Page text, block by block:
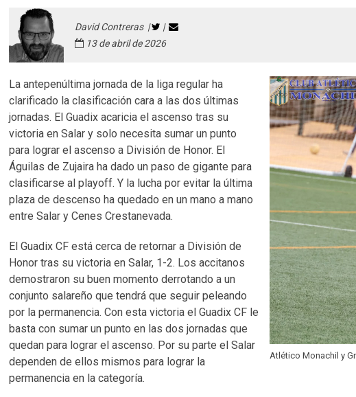
David Contreras |
|
13 de abril de 2026
Atlético Monachil y
La antepenúltima jornada de la liga regular ha
clarificado la clasificación cara a las dos últimas
jornadas. El Guadix acaricia el ascenso tras su
victoria en Salar y solo necesita sumar un punto
para lograr el ascenso a División de Honor. El
Águilas de Zujaira ha dado un paso de gigante para
clasificarse al playoff. Y la lucha por evitar la última
plaza de descenso ha quedado en un mano a mano
entre Salar y Cenes Crestanevada.
El Guadix CF está cerca de retornar a División de
Honor tras su victoria en Salar, 1-2. Los accitanos
demostraron su buen momento derrotando a un
conjunto salareño que tendrá que seguir peleando
por la permanencia. Con esta victoria el Guadix CF le
basta con sumar un punto en las dos jornadas que
quedan para lograr el ascenso. Por su parte el Salar
dependen de ellos mismos para lograr la
permanencia en la categoría.